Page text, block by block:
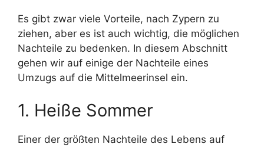
Es gibt zwar viele Vorteile, nach Zypern zu
ziehen, aber es ist auch wichtig, die möglichen
Nachteile zu bedenken. In diesem Abschnitt
gehen wir auf einige der Nachteile eines
Umzugs auf die Mittelmeerinsel ein.
1. Heiße Sommer
Einer der größten Nachteile des Lebens auf